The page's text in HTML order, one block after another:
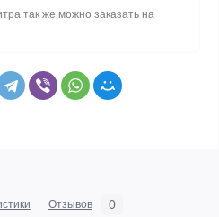
так же можно заказать на
Отзывов 0